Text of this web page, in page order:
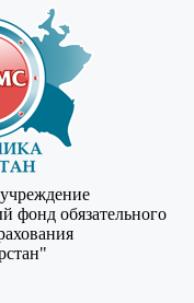
фонд обязательного